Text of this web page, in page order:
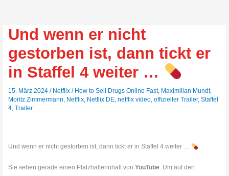
Und wenn er nicht
gestorben ist, dann tickt er
in Staffel 4 weiter …
15. März 2024/ Netflix / How to Sell Drugs Online Fast, Maximilian Mundt,
Moritz Zimmermann Netflix Netflix DE ,netflix video ,offizieller Trailer,Staffel
4 ,Trailer
Und wenn er nicht gestorben ist, dann tickt er in Staffel 4 weiter …
Sie sehen gerade einen Platzhalterinhalt vonYouTube. Um auf den